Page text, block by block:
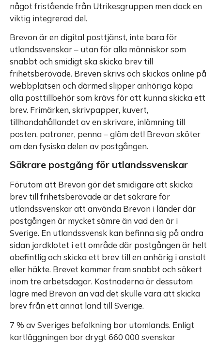
något fristående från Utrikesgruppen men dock en
viktig integrerad del.
Brevon är en digital posttjänst, inte bara för
utlandssvenskar – utan för alla människor som
snabbt och smidigt ska skicka brev till
frihetsberövade. Breven skrivs och skickas online på
webbplatsen och därmed slipper anhöriga köpa
alla posttillbehör som krävs för att kunna skicka ett
brev. Frimärken, skrivpapper, kuvert,
tillhandahållandet av en skrivare, inlämning till
posten, patroner, penna – glöm det! Brevon sköter
om den fysiska delen av postgången.
Säkrare postgång för utlandssvenskar
Förutom att Brevon gör det smidigare att skicka
brev till frihetsberövade är det säkrare för
utlandssvenskar att använda Brevon i länder där
postgången är mycket sämre än vad den är i
Sverige. En utlandssvensk kan befinna sig på andra
sidan jordklotet i ett område där postgången är helt
obefintlig och skicka ett brev till en anhörig i anstalt
eller häkte. Brevet kommer fram snabbt och säkert
inom tre arbetsdagar. Kostnaderna är dessutom
lägre med Brevon än vad det skulle vara att skicka
brev från ett annat land till Sverige.
7 % av Sveriges befolkning bor utomlands. Enligt
kartläggningen bor drygt 660 000 svenskar